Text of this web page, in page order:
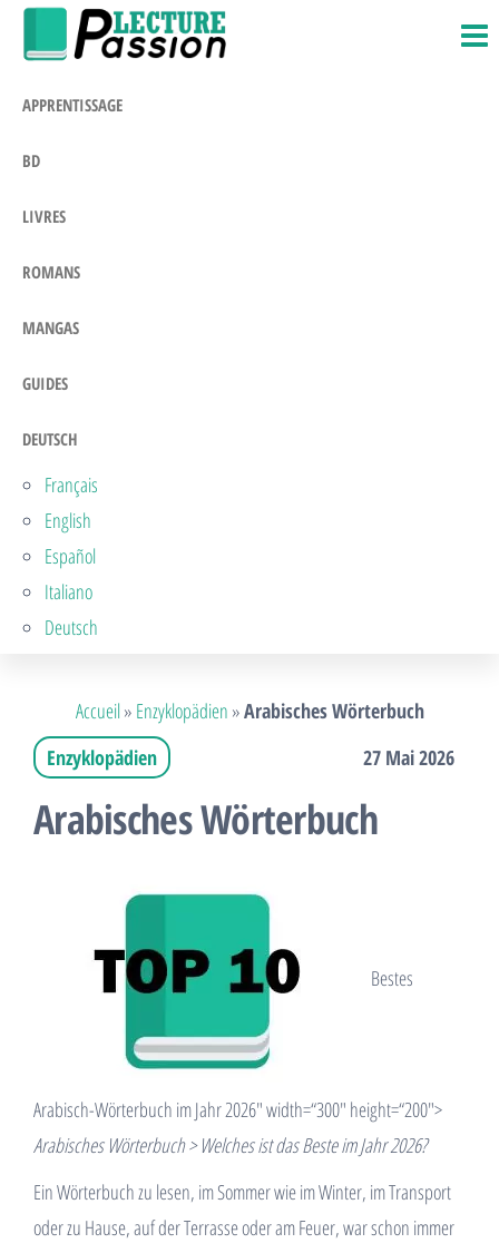
Zum
Inhalt
APPRENTISSAGE
BD
LIVRES
ROMANS
MANGAS
GUIDES
DEUTSCH
Français
English
Español
Italiano
Deutsch
Accueil» Enzyklopädien »Arabisches Wörterbuch
Enzyklopädien
27 Mai 2026
Arabisches Wörterbuch
Bestes
Arabisch-Wörterbuch im Jahr 2026″ width=“300″ height=“200″>
Arabisches Wörterbuch > Welches ist das Beste im Jahr 2026?
Ein Wörterbuch zu lesen, im Sommer wie im Winter, im Transport
oder zu Hause, auf der Terrasse oder am Feuer, war schon immer